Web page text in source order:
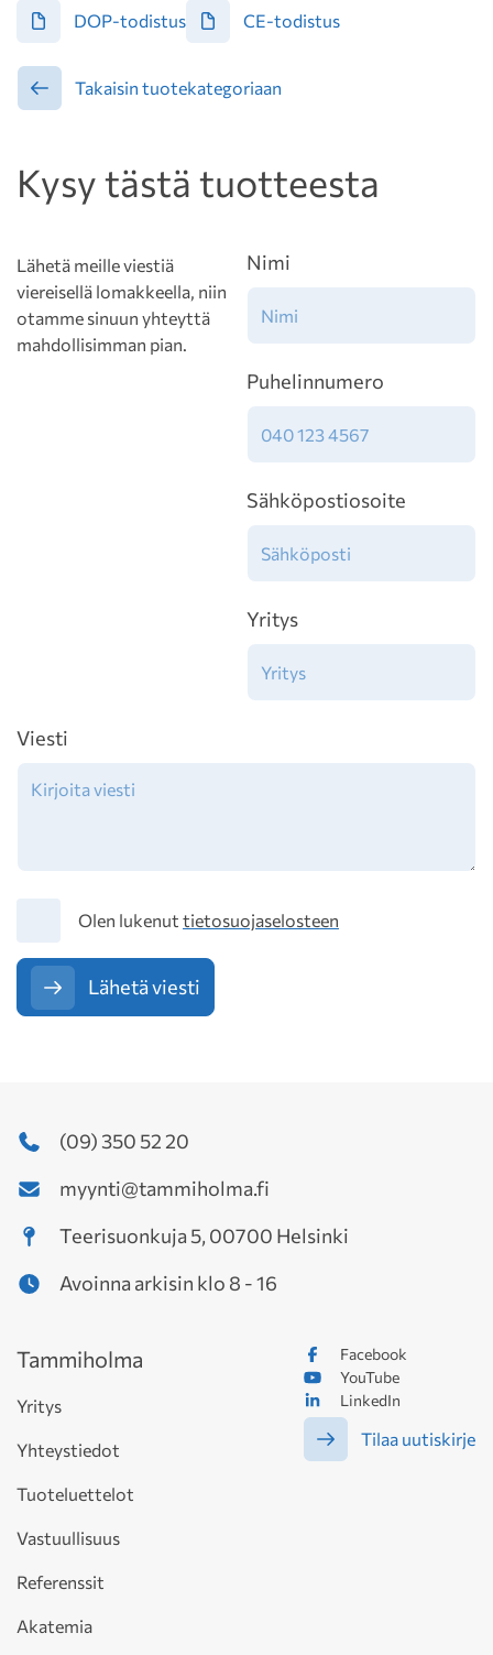
DOP-todistus CE-todistus
Takaisin tuotekategoriaan
Kysy tästä tuotteesta
Lähetä meille viestiä
viereisellä lomakkeella, niin
otamme sinuun yhteyttä
mahdollisimman pian.
Nimi
Puhelinnumero
Sähköpostiosoite
Yritys
Viesti
TietosuojaOlen lukenut tietosuojaselosteen
Lähetä viesti
(09) 350 52 20
myynti@tammiholma.fi
Teerisuonkuja 5, 00700 Helsinki
Avoinna arkisin klo 8 - 16
Facebook
YouTube
LinkedIn
Tilaa uutiskirje
Tammiholma
Yritys
Yhteystiedot
Tuoteluettelot
Vastuullisuus
Referenssit
Akatemia